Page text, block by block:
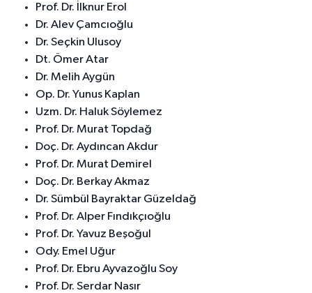
Prof. Dr. İlknur Erol
Dr. Alev Çamcıoğlu
Dr. Seçkin Ulusoy
Dt. Ömer Atar
Dr. Melih Aygün
Op. Dr. Yunus Kaplan
Uzm. Dr. Haluk Söylemez
Prof. Dr. Murat Topdağ
Doç. Dr. Aydıncan Akdur
Prof. Dr. Murat Demirel
Doç. Dr. Berkay Akmaz
Dr. Sümbül Bayraktar Güzeldağ
Prof. Dr. Alper Fındıkçıoğlu
Prof. Dr. Yavuz Beşoğul
Ody. Emel Uğur
Prof. Dr. Ebru Ayvazoğlu Soy
Prof. Dr. Serdar Nasır